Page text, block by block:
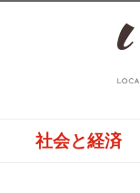
社会と経済